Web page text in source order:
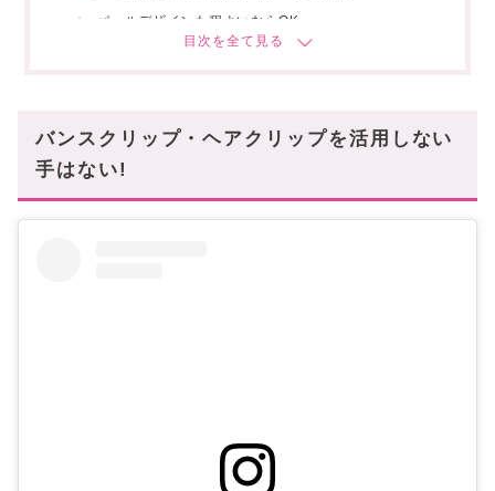
パールデザインも程よいならOK
ミディアムヘアさんもOKな簡単まとめスタイル
バンスクリップ・ヘアクリップを活用しない
手はない!